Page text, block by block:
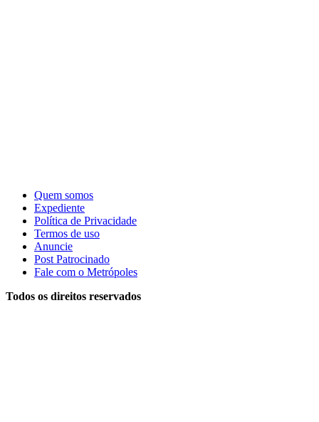
Quem somos
Expediente
Política de Privacidade
Termos de uso
Anuncie
Post Patrocinado
Fale com o Metrópoles
Todos os direitos reservados